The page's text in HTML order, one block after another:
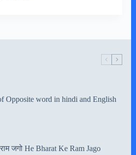
Opposite word in hindi and English
जगो He Bharat Ke Ram Jago